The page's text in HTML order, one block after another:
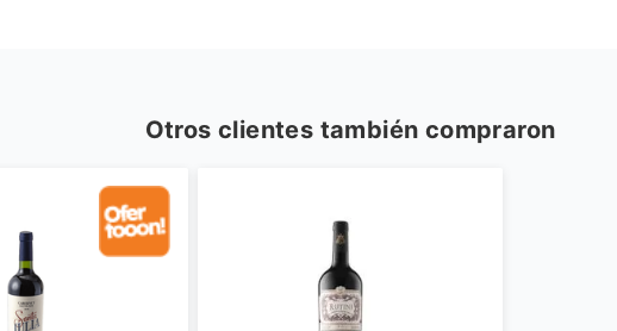
Otros clientes también compraron